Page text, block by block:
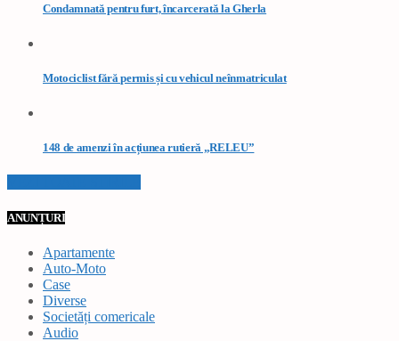
Condamnată pentru furt, încarcerată la Gherla
Motociclist fără permis și cu vehicul neînmatriculat
148 de amenzi în acțiunea rutieră „RELEU”
ANUNȚURI
Apartamente
Auto-Moto
Case
Diverse
Societăți comericale
Audio